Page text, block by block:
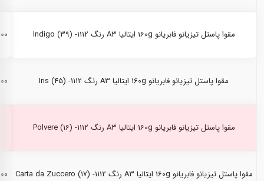
مقوا پاستل تیزیانو فابریانو 160g ایتالیا A3 رنگ Indigo (39) -1112
مقوا پاستل تیزیانو فابریانو 160g ایتالیا A3 رنگ Iris (45) -1112
مقوا پاستل تیزیانو فابریانو 160g ایتالیا A3 رنگ Polvere (16) -1112
مقوا پاستل تیزیانو فابریانو 160g ایتالیا A3 رنگ Carta da Zuccero (17) -1112